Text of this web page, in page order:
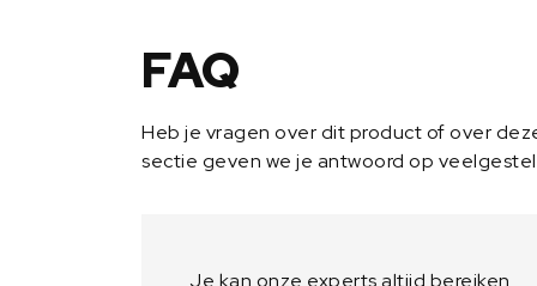
FAQ
Heb je vragen over dit product of over
sectie geven we je antwoord op
Je kan onze experts altijd bereiken